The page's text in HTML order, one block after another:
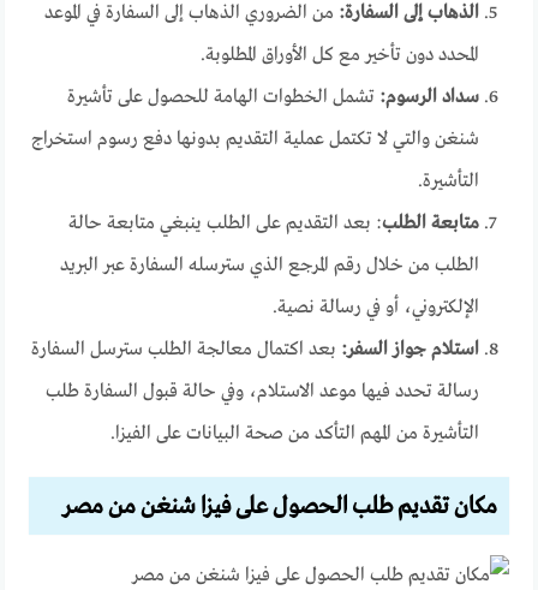
الذهاب إلى السفارة: من الضروري الذهاب إلى السفارة في الموعد
المحدد دون تأخير مع كل الأوراق المطلوبة.
سداد الرسوم: تشمل الخطوات الهامة للحصول على تأشيرة
شنغن والتي لا تكتمل عملية التقديم بدونها دفع رسوم استخراج
التأشيرة.
متابعة الطلب: بعد التقديم على الطلب ينبغي متابعة حالة
الطلب من خلال رقم المرجع الذي سترسله السفارة عبر البريد
الإلكتروني، أو في رسالة نصية.
استلام جواز السفر: بعد اكتمال معالجة الطلب سترسل السفارة
رسالة تحدد فيها موعد الاستلام، وفي حالة قبول السفارة طلب
التأشيرة من المهم التأكد من صحة البيانات على الفيزا.
مكان تقديم طلب الحصول على فيزا شنغن من مصر